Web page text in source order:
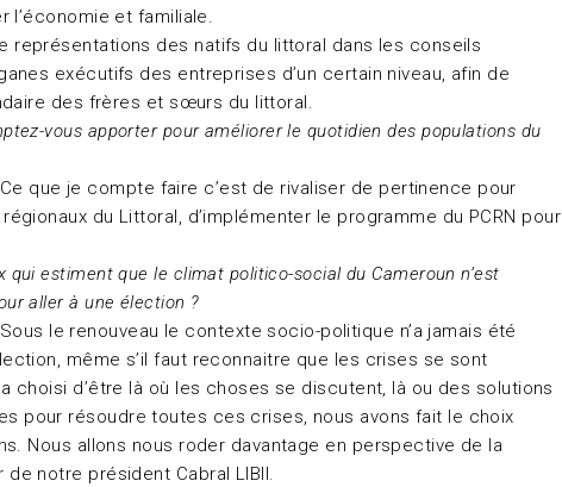
l’économie et familiale.
représentations des natifs du littoral dans les conseils
exécutifs des entreprises d’un certain niveau, afin de
des frères et sœurs du littoral.
vous apporter pour améliorer le quotidien des populations du
: Ce que je compte faire c’est de rivaliser de pertinence pour
du Littoral, d’implémenter le programme du PCRN pour
qui estiment que le climat politico-social du Cameroun n’est
aller à une élection ?
: Sous le renouveau le contexte socio-politique n’a jamais été
même s’il faut reconnaitre que les crises se sont
choisi d’être là où les choses se discutent, là ou des solutions
pour résoudre toutes ces crises, nous avons fait le choix
Nous allons nous roder davantage en perspective de la
notre président Cabral LIBII.